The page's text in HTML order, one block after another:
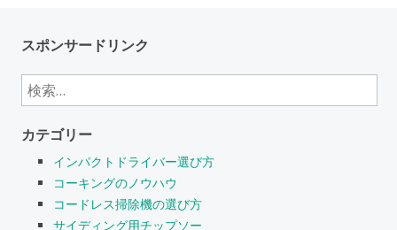
スポンサードリンク
検
索:
カテゴリー
インパクトドライバー選び方
コーキングのノウハウ
コードレス掃除機の選び方
サイディング用チップソー